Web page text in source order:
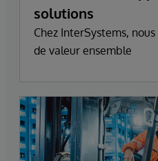
solutions
Chez InterSystems,
de valeur ensemble